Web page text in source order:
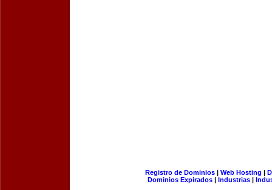
Registro de Dominios| Web Hosting |
Dominios Expirados | Industrias |